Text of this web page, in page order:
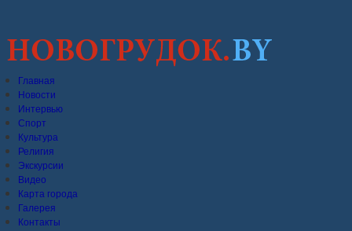
Главная
Новости
Интервью
Спорт
Культура
Религия
Экскурсии
Видео
Карта города
Галерея
Контакты